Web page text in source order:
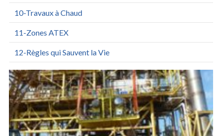
10-Travaux à Chaud
11-Zones ATEX
12-Règles qui Sauvent la Vie